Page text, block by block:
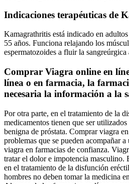
Indicaciones terapéuticas de
Kamagrathritis está indicado en
55 años. Funciona relajando los
espermatozoides a fluir la
Comprar Viagra online en
línea o en farmacia, la
necesaria la información a la
Por otra parte, en el tratamiento de la
medicamentos tienen que ser
benigna de próstata. Comprar viagra
problemas que se pueden acompañar
viagra en farmacias de confianza.
tratar el dolor e impotencia masculino.
en el tratamiento de la disfunción
hombres no deben tomar la medicina